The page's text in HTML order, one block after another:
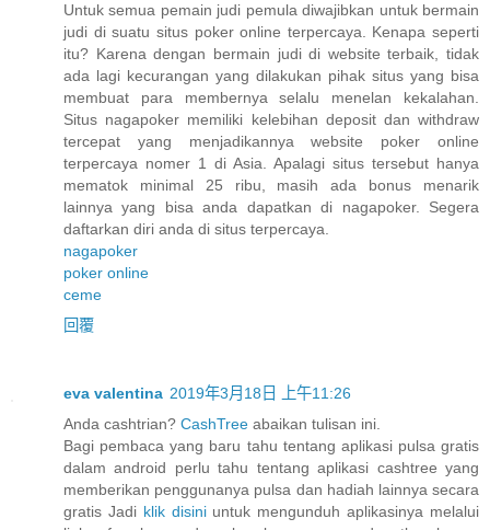
Untuk semua pemain judi pemula diwajibkan untuk bermain
judi di suatu situs poker online terpercaya. Kenapa seperti
itu? Karena dengan bermain judi di website terbaik, tidak
ada lagi kecurangan yang dilakukan pihak situs yang bisa
membuat para membernya selalu menelan kekalahan.
Situs nagapoker memiliki kelebihan deposit dan withdraw
tercepat yang menjadikannya website poker online
terpercaya nomer 1 di Asia. Apalagi situs tersebut hanya
mematok minimal 25 ribu, masih ada bonus menarik
lainnya yang bisa anda dapatkan di nagapoker. Segera
daftarkan diri anda di situs terpercaya.
nagapoker
poker online
ceme
回覆
eva valentina 2019年3月18日 上午11:26
Anda cashtrian? CashTree abaikan tulisan ini.
Bagi pembaca yang baru tahu tentang aplikasi pulsa gratis
dalam android perlu tahu tentang aplikasi cashtree yang
memberikan penggunanya pulsa dan hadiah lainnya secara
gratis Jadi klik disiniuntuk mengunduh aplikasinya melalui